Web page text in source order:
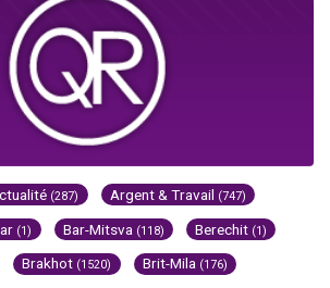
(287) Argent & Travail (747)
(1) Bar-Mitsva (118) Berechit (1)
Brakhot (1520) Brit-Mila (176)